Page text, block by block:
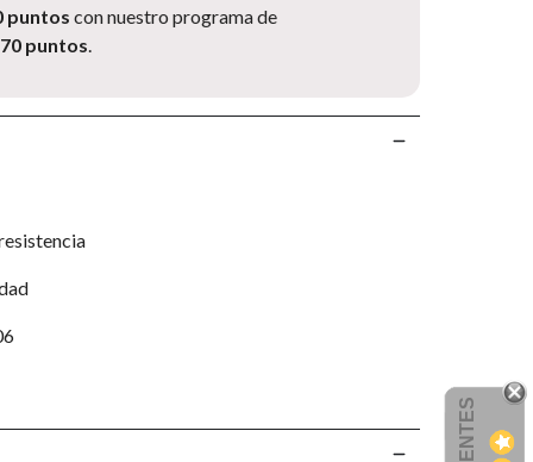
puntos con nuestro programa de
puntos